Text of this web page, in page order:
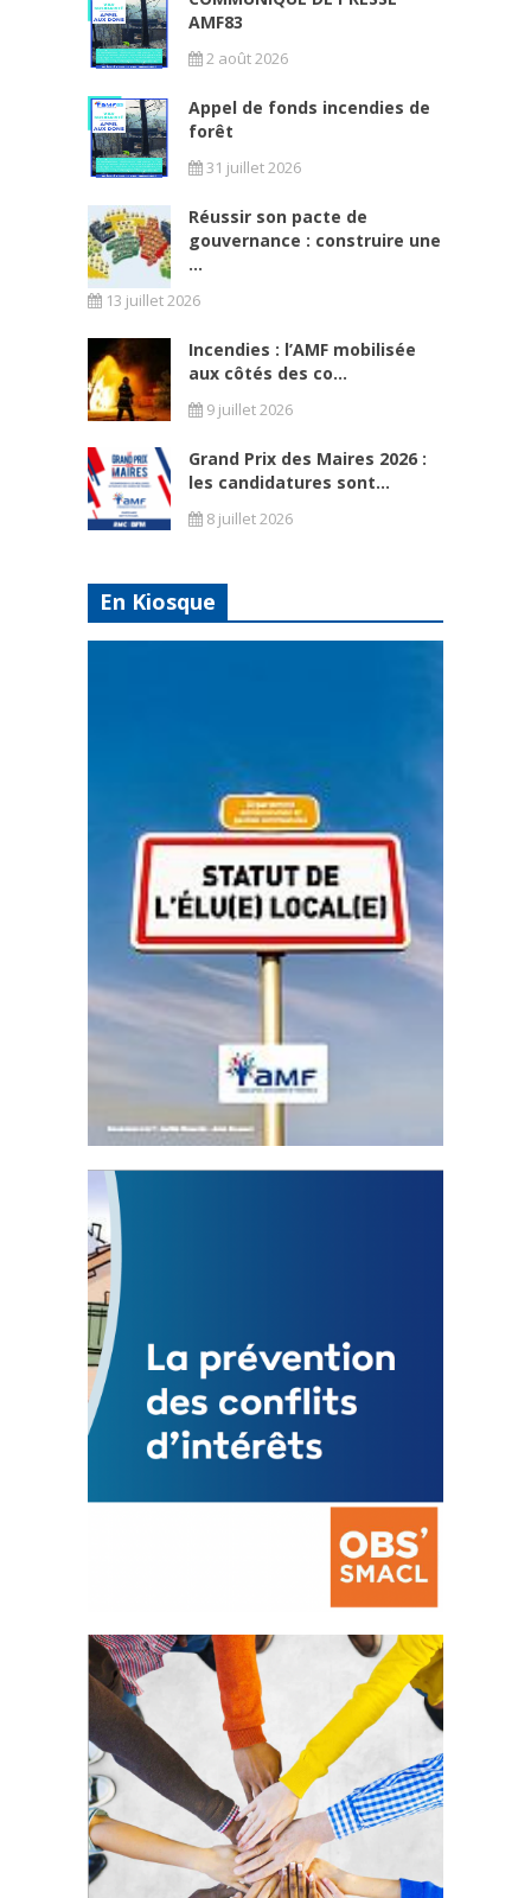
AMF83
2 août 2026
Appel de fonds incendies de
forêt
31 juillet 2026
Réussir son pacte de
gouvernance : construire une
...
13 juillet 2026
Incendies : l’AMF mobilisée
aux côtés des co...
9 juillet 2026
Grand Prix des Maires 2026 :
les candidatures sont...
8 juillet 2026
En Kiosque
Statut de l’élu local
3 avril 2024
Mise à jour avril 2024
FEUILLETER
La prévention des conflits
d’intérêts
18 septembre 2023
FEUILLETER